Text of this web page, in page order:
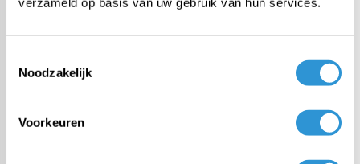
Noodzakelijk
Voorkeuren
PE tarp